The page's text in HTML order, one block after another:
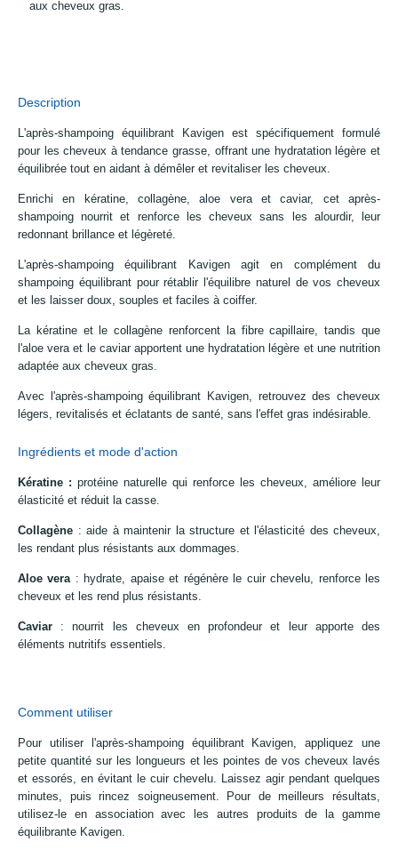
aux cheveux gras.
Description
L'après-shampoing équilibrant Kavigen est spécifiquement formulé
pour les cheveux à tendance grasse, offrant une hydratation légère et
équilibrée tout en aidant à démêler et revitaliser les cheveux.
Enrichi en kératine, collagène, aloe vera et caviar, cet après-
shampoing nourrit et renforce les cheveux sans les alourdir, leur
redonnant brillance et légèreté.
L'après-shampoing équilibrant Kavigen agit en complément du
shampoing équilibrant pour rétablir l'équilibre naturel de vos cheveux
et les laisser doux, souples et faciles à coiffer.
La kératine et le collagène renforcent la fibre capillaire, tandis que
l'aloe vera et le caviar apportent une hydratation légère et une nutrition
adaptée aux cheveux gras.
Avec l'après-shampoing équilibrant Kavigen, retrouvez des cheveux
légers, revitalisés et éclatants de santé, sans l'effet gras indésirable.
Ingrédients et mode d'action
Kératine : protéine naturelle qui renforce les cheveux, améliore leur
élasticité et réduit la casse.
Collagène : aide à maintenir la structure et l'élasticité des cheveux,
les rendant plus résistants aux dommages.
Aloe vera: hydrate, apaise et régénère le cuir chevelu, renforce les
cheveux et les rend plus résistants.
Caviar : nourrit les cheveux en profondeur et leur apporte des
éléments nutritifs essentiels.
Comment utiliser
Pour utiliser l'après-shampoing équilibrant Kavigen, appliquez une
petite quantité sur les longueurs et les pointes de vos cheveux lavés
et essorés, en évitant le cuir chevelu. Laissez agir pendant quelques
minutes, puis rincez soigneusement. Pour de meilleurs résultats,
utilisez-le en association avec les autres produits de la gamme
équilibrante Kavigen.